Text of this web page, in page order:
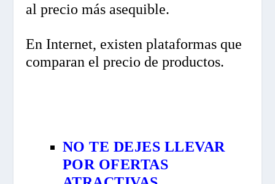
al precio más asequible.
En Internet, existen plataformas que
comparan el precio de productos.
NO TE DEJES LLEVAR
POR OFERTAS